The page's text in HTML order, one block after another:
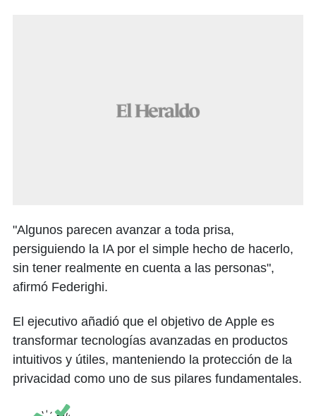
"Algunos parecen avanzar a toda prisa,
persiguiendo la IA por el simple hecho de hacerlo,
sin tener realmente en cuenta a las personas",
afirmó Federighi.
El ejecutivo añadió que el objetivo de Apple es
transformar tecnologías avanzadas en productos
intuitivos y útiles, manteniendo la protección de la
privacidad como uno de sus pilares fundamentales.